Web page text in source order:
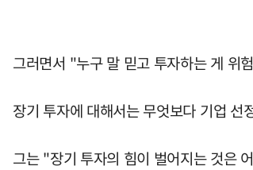
그러면서 "누구 말 믿고 투자하는 게 위
장기 투자에 대해서는 무엇보다 기업 선
그는 "장기 투자의 힘이 벌어지는 것은